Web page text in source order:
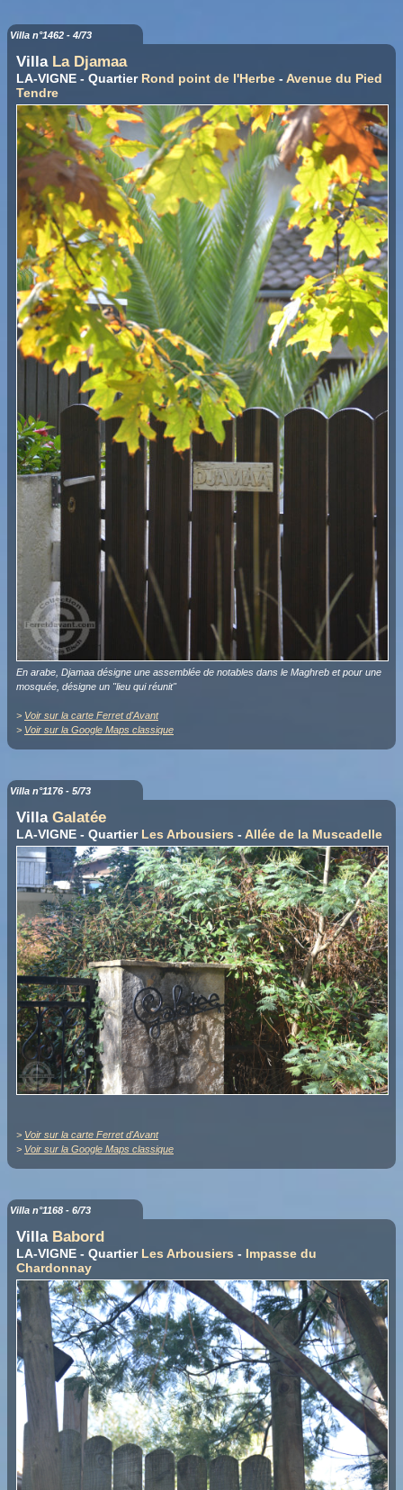
Villa n°1462 - 4/73
Villa La Djamaa
LA-VIGNE - Quartier Rond point de l'Herbe - Avenue du Pied
Tendre
En arabe, Djamaa désigne une assemblée de notables dans le Maghreb et pour une
mosquée, désigne un "lieu qui réunit"
> Voir sur la carte Ferret d'Avant
> Voir sur la Google Maps classique
Villa n°1176 - 5/73
Villa Galatée
LA-VIGNE - Quartier Les Arbousiers - Allée de la Muscadelle
> Voir sur la carte Ferret d'Avant
> Voir sur la Google Maps classique
Villa n°1168 - 6/73
Villa Babord
LA-VIGNE - Quartier Les Arbousiers - Impasse du
Chardonnay